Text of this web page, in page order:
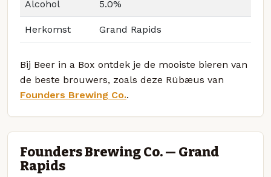
Alcohol 5.0%
Herkomst Grand Rapids
Bij Beer in a Box ontdek je de mooiste bieren van
de beste brouwers, zoals deze Rübæus van
Founders Brewing Co..
Founders Brewing Co. — Grand
Rapids